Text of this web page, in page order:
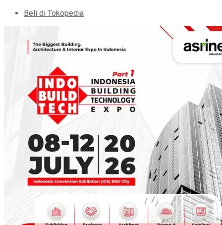
Beli di Tokopedia